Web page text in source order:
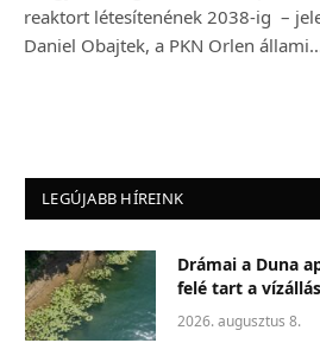
reaktort létesítenének 2038-ig –
Daniel Obajtek, a PKN Orlen
LEGÚJABB HÍREINK
Drámai a Duna
felé tart a
2026. augusztus 8.